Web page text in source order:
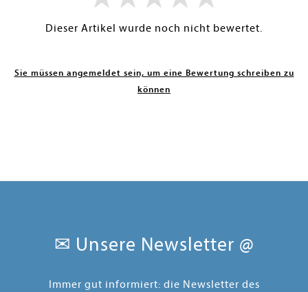
Dieser Artikel wurde noch nicht bewertet.
Sie müssen angemeldet sein, um eine Bewertung schreiben zu
können
✉ Unsere Newsletter @
Immer gut informiert: die Newsletter des